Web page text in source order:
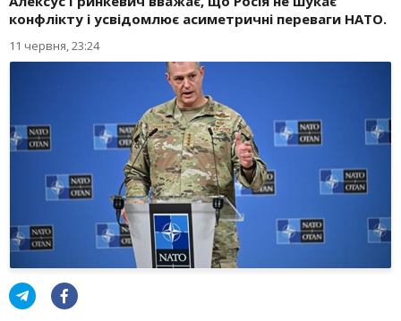
конфлікту і усвідомлює асиметричні переваги НАТО.
11 червня, 23:24